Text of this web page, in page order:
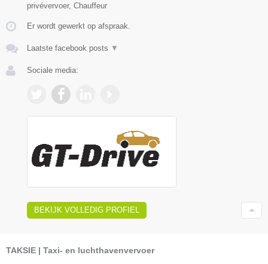
privévervoer, Chauffeur
Er wordt gewerkt op afspraak.
Laatste facebook posts ▼
Sociale media:
BEKIJK VOLLEDIG PROFIEL
TAKSIE | Taxi- en luchthavenvervoer